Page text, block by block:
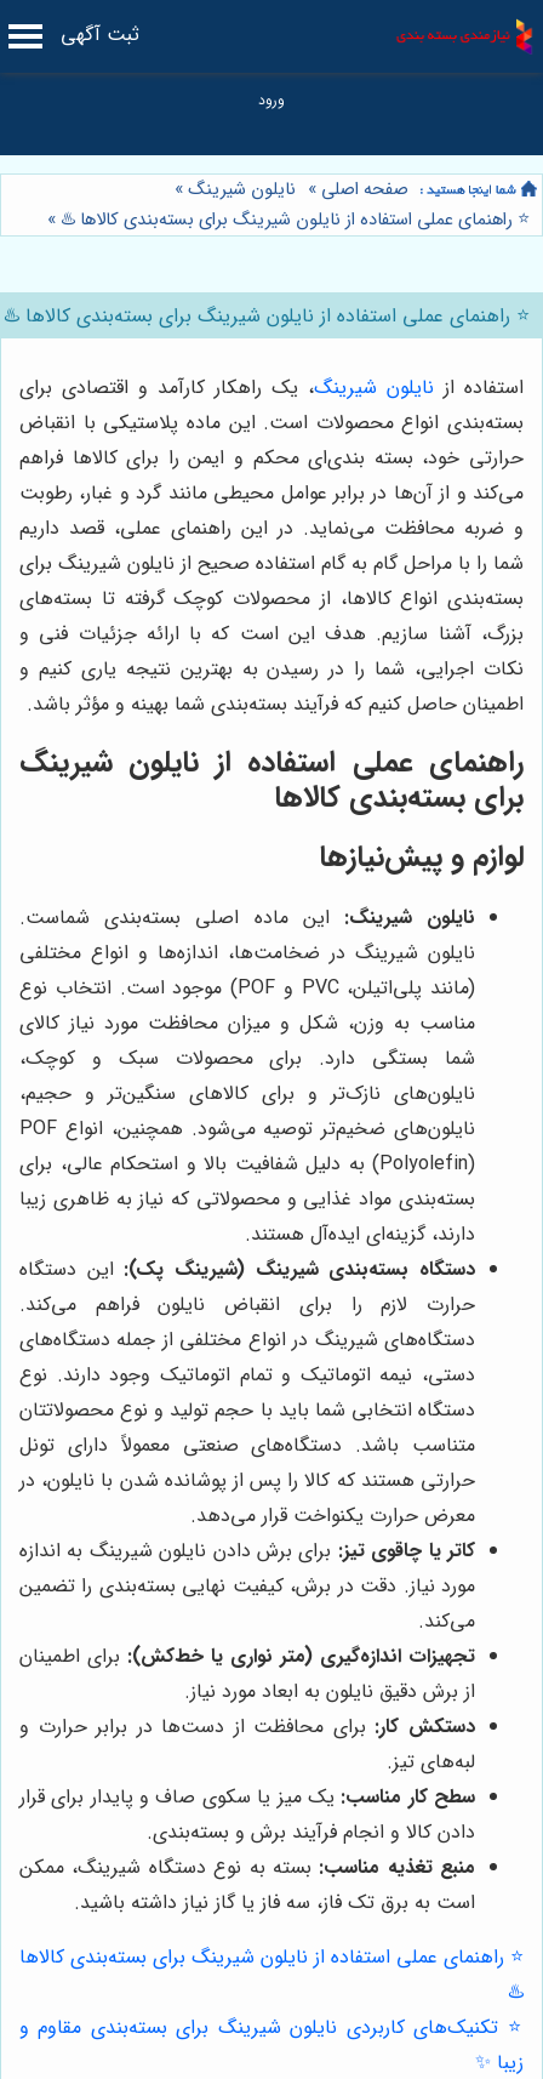
ثبت آگهی
صفحه اصلی » نایلون شیرینگ»
⭐️ راهنمای عملی استفاده از نایلون شیرینگ برای بسته‌بندی کالاها ♨️ »
⭐️ راهنمای عملی استفاده از نایلون شیرینگ برای بسته‌بندی کالاها ♨️
استفاده از نایلون شیرینگ، یک راهکار کارآمد و اقتصادی برای
بسته‌بندی انواع محصولات است. این ماده پلاستیکی با انقباض
حرارتی خود، بسته بندی‌ای محکم و ایمن را برای کالاها فراهم
می‌کند و از آن‌ها در برابر عوامل محیطی مانند گرد و غبار، رطوبت
و ضربه محافظت می‌نماید. در این راهنمای عملی، قصد داریم
شما را با مراحل گام به گام استفاده صحیح از نایلون شیرینگ برای
بسته‌بندی انواع کالاها، از محصولات کوچک گرفته تا بسته‌های
بزرگ، آشنا سازیم. هدف این است که با ارائه جزئیات فنی و
نکات اجرایی، شما را در رسیدن به بهترین نتیجه یاری کنیم و
اطمینان حاصل کنیم که فرآیند بسته‌بندی شما بهینه و مؤثر باشد.
راهنمای عملی استفاده از نایلون شیرینگ
برای بسته‌بندی کالاها
لوازم و پیش‌نیازها
نایلون شیرینگ: این ماده اصلی بسته‌بندی شماست.
نایلون شیرینگ در ضخامت‌ها، اندازه‌ها و انواع مختلفی
(مانند پلی‌اتیلن، PVC و POF) موجود است. انتخاب نوع
مناسب به وزن، شکل و میزان محافظت مورد نیاز کالای
شما بستگی دارد. برای محصولات سبک و کوچک،
نایلون‌های نازک‌تر و برای کالاهای سنگین‌تر و حجیم،
نایلون‌های ضخیم‌تر توصیه می‌شود. همچنین، انواع POF
(Polyolefin) به دلیل شفافیت بالا و استحکام عالی، برای
بسته‌بندی مواد غذایی و محصولاتی که نیاز به ظاهری زیبا
دارند، گزینه‌ای ایده‌آل هستند.
دستگاه بسته‌بندی شیرینگ (شیرینگ پک): این دستگاه
حرارت لازم را برای انقباض نایلون فراهم می‌کند.
دستگاه‌های شیرینگ در انواع مختلفی از جمله دستگاه‌های
دستی، نیمه اتوماتیک و تمام اتوماتیک وجود دارند. نوع
دستگاه انتخابی شما باید با حجم تولید و نوع محصولاتتان
متناسب باشد. دستگاه‌های صنعتی معمولاً دارای تونل
حرارتی هستند که کالا را پس از پوشانده شدن با نایلون، در
معرض حرارت یکنواخت قرار می‌دهد.
کاتر یا چاقوی تیز: برای برش دادن نایلون شیرینگ به اندازه
مورد نیاز. دقت در برش، کیفیت نهایی بسته‌بندی را تضمین
می‌کند.
تجهیزات اندازه‌گیری (متر نواری یا خط‌کش): برای اطمینان
از برش دقیق نایلون به ابعاد مورد نیاز.
دستکش کار: برای محافظت از دست‌ها در برابر حرارت و
لبه‌های تیز.
سطح کار مناسب: یک میز یا سکوی صاف و پایدار برای قرار
دادن کالا و انجام فرآیند برش و بسته‌بندی.
منبع تغذیه مناسب: بسته به نوع دستگاه شیرینگ، ممکن
است به برق تک فاز، سه فاز یا گاز نیاز داشته باشید.
⭐️ راهنمای عملی استفاده از نایلون شیرینگ برای بسته‌بندی کالاها
♨️
⭐️ تکنیک‌های کاربردی نایلون شیرینگ برای بسته‌بندی مقاوم و
زیبا ✨